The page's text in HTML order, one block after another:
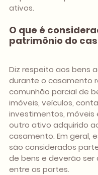
ativos.
O que é
patrimônio do
Diz respeito aos bens
durante o casamento
comunhão parcial de
imóveis, veículos,
investimentos, móveis
outro ativo adquirido
casamento. Em geral,
são considerados
de bens e deverão ser
entre as partes.